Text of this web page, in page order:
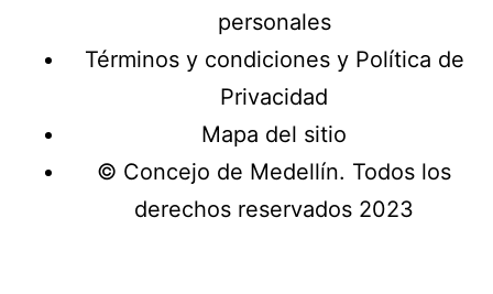
personales
Términos y condiciones y Política de
Privacidad
Mapa del sitio
© Concejo de Medellín. Todos los
derechos reservados 2023